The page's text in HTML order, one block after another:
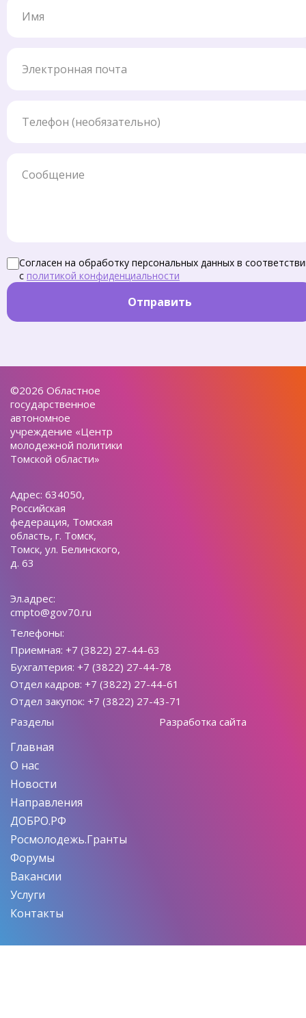
Согласен на обработку персональных данных в
с политикой конфиденциальности
Отправить
©2026 Областное
государственное
автономное
учреждение «Центр
молодежной политики
Томской области»
Адрес: 634050,
Российская
федерация, Томская
область, г. Томск,
Томск, ул. Белинского,
д. 63
Эл.адрес:
cmpto@gov70.ru
Телефоны:
Приемная: +7 (3822) 27-44-63
Бухгалтерия: +7 (3822) 27-44-78
Отдел кадров: +7 (3822) 27-44-61
Отдел закупок: +7 (3822) 27-43-71
Разделы
Главная
О нас
Новости
Направления
ДОБРО.РФ
Росмолодежь.Гранты
Форумы
Вакансии
Услуги
Контакты
Разработка сайта